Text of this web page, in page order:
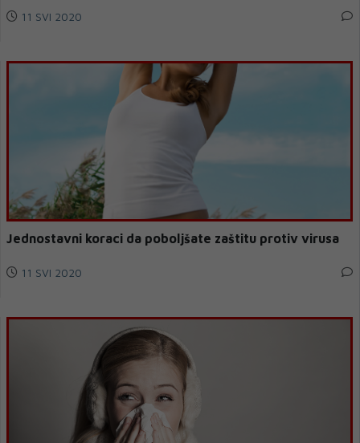
11 SVI 2020
Jednostavni koraci da poboljšate zaštitu protiv virusa
11 SVI 2020